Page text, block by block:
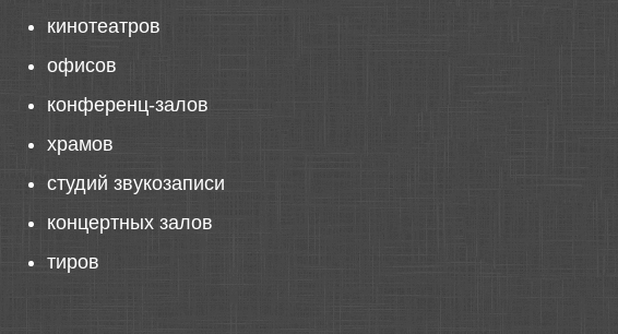
кинотеатров
офисов
конференц-залов
храмов
студий звукозаписи
концертных залов
тиров